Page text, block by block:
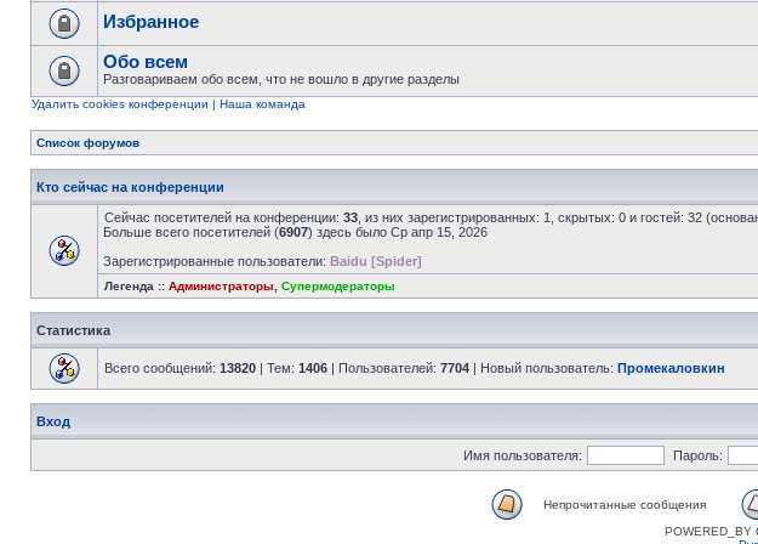
Избранное
Обо всем
Разговариваем обо всем, что не вошло в другие разделы
Удалить cookies конференции | Наша команда
Список форумов
Кто сейчас на конференции
Сейчас посетителей на конференции: 33 , из них зарегистрированных: 1, скрытых: 0 и гостей: 32
Больше всего посетителей (6907) здесь было Ср апр 15, 2026
Зарегистрированные пользователи: Baidu [Spider]
Легенда :: Администраторы Супермодераторы
Статистика
Всего сообщений: 13820 | Тем: 1406 | Пользователей: 7704 | Новый пользователь: Промекаловкин
Вход
Имя пользователя: Пароль:
Непрочитанные сообщения
POWERED_BY